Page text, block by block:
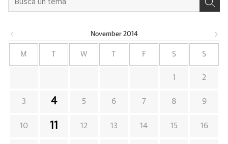
November 2014
M W F S S
1 2
3 4 5 6 7 8 9
10 11 12 13 14 15 16